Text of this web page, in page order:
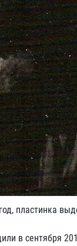
пластинка
в сентября